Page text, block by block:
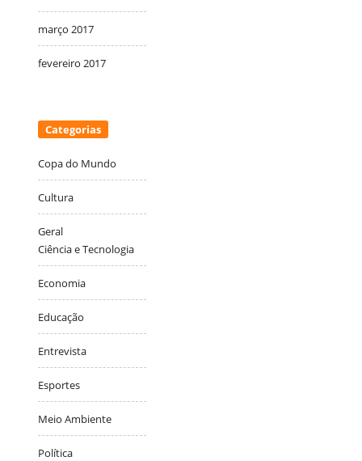
março 2017
fevereiro 2017
Categorias
Copa do Mundo
Cultura
Geral
Ciência e Tecnologia
Economia
Educação
Entrevista
Esportes
Meio Ambiente
Política